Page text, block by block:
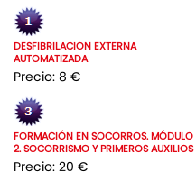
DESFIBRILACION EXTERNA
AUTOMATIZADA
Precio: 8 €
FORMACIÓN EN SOCORROS. MÓDULO
2. SOCORRISMO Y PRIMEROS AUXILIOS
Precio: 20 €